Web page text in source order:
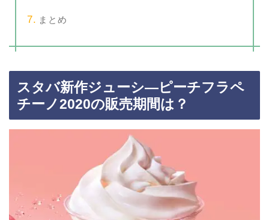
まとめ
スタバ新作ジューシ―ピーチフラペ
チーノ2020の販売期間は？